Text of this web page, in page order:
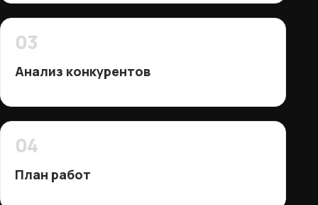
03
Анализ конкурентов
04
План работ